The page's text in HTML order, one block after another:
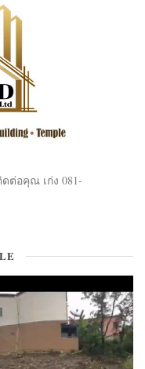
ต่อคุณ เก่ง 081-